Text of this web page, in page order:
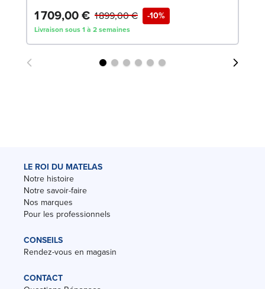
1 709,00 € -10%
1 899,00 €
Livraison sous 1 à 2 semaines
LE ROI DU MATELAS
Notre histoire
Notre savoir-faire
Nos marques
Pour les professionnels
CONSEILS
Rendez-vous en magasin
CONTACT